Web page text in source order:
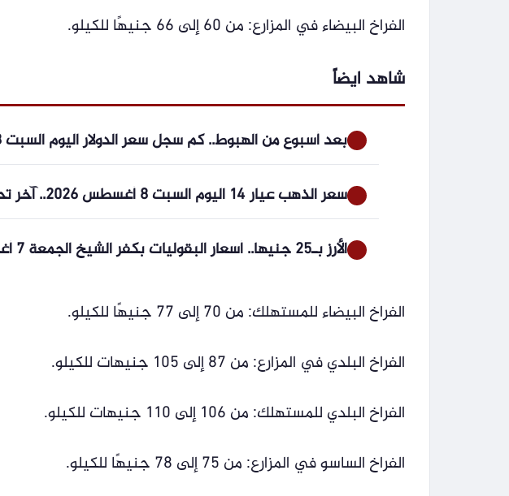
الفراخ البيضاء في المزارع: من 60 إلى 66 جنيهًا للكيلو.
شاهد ايضاً
بعد أسبوع من الهبوط.. كم سجل سعر الدولار اليوم السبت 8-8-2026 في البنوك؟
سعر الذهب عيار 14 اليوم السبت 8 أغسطس 2026.. آخر تحديث في محلات الصاغة
الأرز بـ25 جنيها.. أسعار البقوليات بكفر الشيخ الجمعة 7 أغسطس 2026
الفراخ البيضاء للمستهلك: من 70 إلى 77 جنيهًا للكيلو.
الفراخ البلدي في المزارع: من 87 إلى 105 جنيهات للكيلو.
الفراخ البلدي للمستهلك: من 106 إلى 110 جنيهات للكيلو.
الفراخ الساسو في المزارع: من 75 إلى 78 جنيهًا للكيلو.